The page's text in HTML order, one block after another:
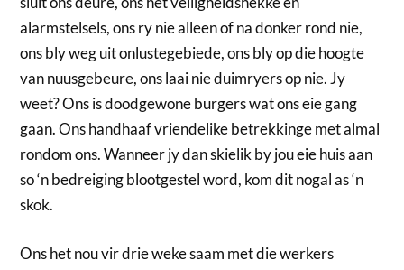
alarmstelsels, ons ry nie alleen of na donker rond nie,
ons bly weg uit onlustegebiede, ons bly op die hoogte
van nuusgebeure, ons laai nie duimryers op nie. Jy
weet? Ons is doodgewone burgers wat ons eie gang
gaan. Ons handhaaf vriendelike betrekkinge met almal
rondom ons. Wanneer jy dan skielik by jou eie huis aan
so ‘n bedreiging blootgestel word, kom dit nogal as ‘n
skok.
Ons het nou vir drie weke saam met die werkers